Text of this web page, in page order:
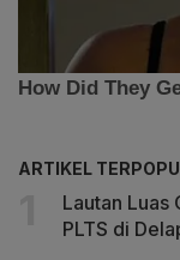
ARTIKEL
Lautan Luas
PLTS di